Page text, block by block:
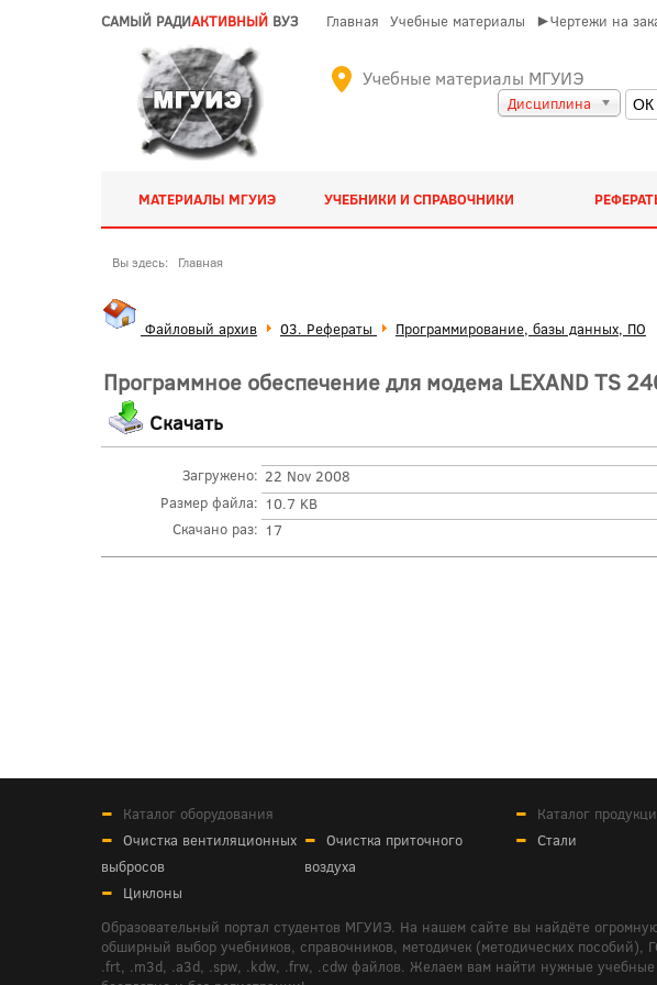
САМЫЙ РАДИАКТИВНЫЙ ВУЗ Главная Учебные материалы ►Чертежи на
Учебные материалы МГУИЭ
Дисциплина
МАТЕРИАЛЫ МГУИЭ УЧЕБНИКИ И СПРАВОЧНИКИ
Вы здесь: Главная
Файловый архив 03. Рефераты Программирование, базы данных, ПО
Программное обеспечение для модема LEXAND TS
Скачать
Загружено: 22 Nov 2008
Размер файла: 10.7 KB
Скачано раз: 17
Каталог оборудования
Очистка вентиляционных
выбросов
Очистка приточного
воздуха
Циклоны
Каталог
Стали
Образовательный портал студентов МГУИЭ. На нашем сайте вы найдёте
обширный выбор учебников, справочников, методичек (методических
.frt, .m3d, .a3d, .spw, .kdw, .frw, .cdw файлов. Желаем вам найти нужные